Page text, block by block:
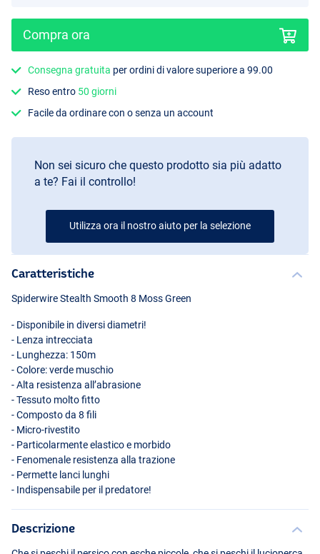
Compra ora
Consegna gratuita per ordini di valore superiore a 99.00
Reso entro 50 giorni
Facile da ordinare con o senza un account
Non sei sicuro che questo prodotto sia più adatto
a te? Fai il controllo!
Utilizza ora il nostro aiuto per la selezione
Caratteristiche
Spiderwire Stealth Smooth 8 Moss Green
- Disponibile in diversi diametri!
- Lenza intrecciata
- Lunghezza: 150m
- Colore: verde muschio
- Alta resistenza all’abrasione
- Tessuto molto fitto
- Composto da 8 fili
- Micro-rivestito
- Particolarmente elastico e morbido
- Fenomenale resistenza alla trazione
- Permette lanci lunghi
- Indispensabile per il predatore!
Descrizione